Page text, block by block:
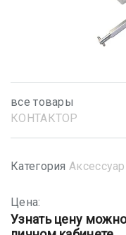
все товары
КОНТАКТОР
Категория
Цена:
Узнать цену